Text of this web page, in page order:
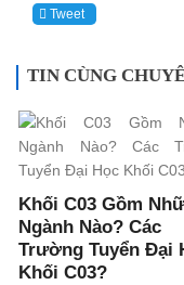
Tweet
TIN CÙNG
Khối C03 Gồm
Ngành Nào? Các
Trường Tuyển Đại
Khối C03?